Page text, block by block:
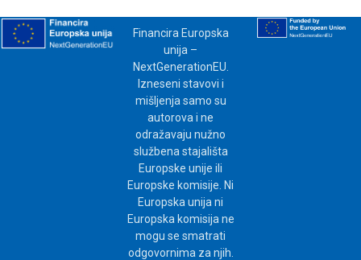
Financira Europska
unija –
NextGenerationEU.
Izneseni stavovi i
mišljenja samo su
autorova i ne
odražavaju nužno
službena stajališta
Europske unije ili
Europske komisije. Ni
Europska unija ni
Europska komisija ne
mogu se smatrati
odgovornima za njih.